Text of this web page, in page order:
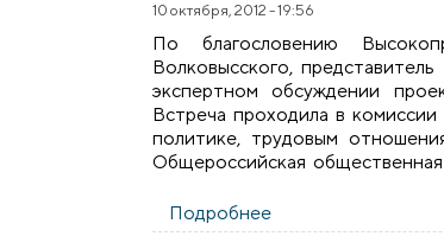
10 октября, 2012 - 19:56
По благословению
Волковысского,
экспертном обсуждении
Встреча проходила в
политике, трудовым
Общероссийская
Подробнее
Церкви»